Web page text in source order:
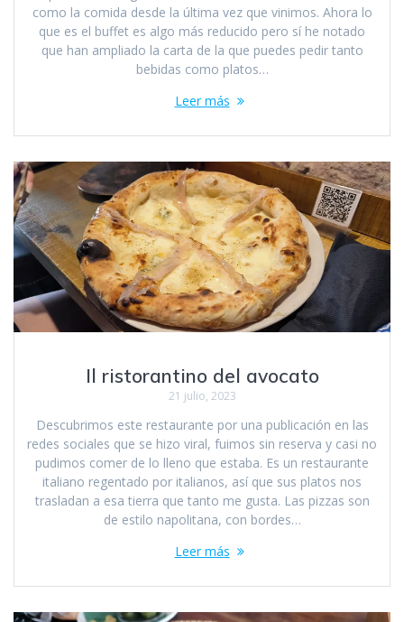
como la comida desde la última vez que vinimos. Ahora lo
que es el buffet es algo más reducido pero sí he notado
que han ampliado la carta de la que puedes pedir tanto
bebidas como platos…
Leer más
Il ristorantino del avocato
21 julio, 2023
Descubrimos este restaurante por una publicación en las
redes sociales que se hizo viral, fuimos sin reserva y casi no
pudimos comer de lo lleno que estaba. Es un restaurante
italiano regentado por italianos, así que sus platos nos
trasladan a esa tierra que tanto me gusta. Las pizzas son
de estilo napolitana, con bordes…
Leer más